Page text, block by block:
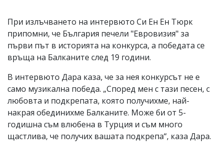
При излъчването на интервюто Си Ен Ен Тюрк
припомни, че България печели "Евровизия" за
първи път в историята на конкурса, а победата се
връща на Балканите след 19 години.
В интервюто Дара каза, че за нея конкурсът не е
само музикална победа. „Според мен с тази песен, с
любовта и подкрепата, която получихме, най-
накрая обединихме Балканите. Може би от 5-
годишна съм влюбена в Турция и съм много
щастлива, че получих вашата подкрепа“, каза Дара.